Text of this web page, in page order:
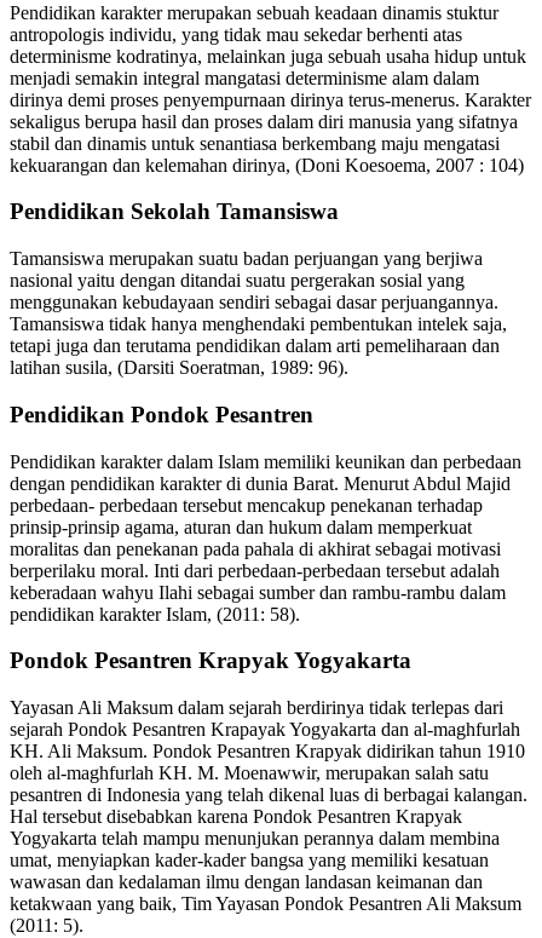
Pendidikan karakter merupakan sebuah keadaan dinamis stuktur
antropologis individu, yang tidak mau sekedar berhenti atas
determinisme kodratinya, melainkan juga sebuah usaha hidup untuk
menjadi semakin integral mangatasi determinisme alam dalam
dirinya demi proses penyempurnaan dirinya terus-menerus. Karakter
sekaligus berupa hasil dan proses dalam diri manusia yang sifatnya
stabil dan dinamis untuk senantiasa berkembang maju mengatasi
kekuarangan dan kelemahan dirinya, (Doni Koesoema, 2007 : 104)
Pendidikan Sekolah Tamansiswa
Tamansiswa merupakan suatu badan perjuangan yang berjiwa
nasional yaitu dengan ditandai suatu pergerakan sosial yang
menggunakan kebudayaan sendiri sebagai dasar perjuangannya.
Tamansiswa tidak hanya menghendaki pembentukan intelek saja,
tetapi juga dan terutama pendidikan dalam arti pemeliharaan dan
latihan susila, (Darsiti Soeratman, 1989: 96).
Pendidikan Pondok Pesantren
Pendidikan karakter dalam Islam memiliki keunikan dan perbedaan
dengan pendidikan karakter di dunia Barat. Menurut Abdul Majid
perbedaan- perbedaan tersebut mencakup penekanan terhadap
prinsip-prinsip agama, aturan dan hukum dalam memperkuat
moralitas dan penekanan pada pahala di akhirat sebagai motivasi
berperilaku moral. Inti dari perbedaan-perbedaan tersebut adalah
keberadaan wahyu Ilahi sebagai sumber dan rambu-rambu dalam
pendidikan karakter Islam, (2011: 58).
Pondok Pesantren Krapyak Yogyakarta
Yayasan Ali Maksum dalam sejarah berdirinya tidak terlepas dari
sejarah Pondok Pesantren Krapayak Yogyakarta dan al-maghfurlah
KH. Ali Maksum. Pondok Pesantren Krapyak didirikan tahun 1910
oleh al-maghfurlah KH. M. Moenawwir, merupakan salah satu
pesantren di Indonesia yang telah dikenal luas di berbagai kalangan.
Hal tersebut disebabkan karena Pondok Pesantren Krapyak
Yogyakarta telah mampu menunjukan perannya dalam membina
umat, menyiapkan kader-kader bangsa yang memiliki kesatuan
wawasan dan kedalaman ilmu dengan landasan keimanan dan
ketakwaan yang baik, Tim Yayasan Pondok Pesantren Ali Maksum
(2011: 5).